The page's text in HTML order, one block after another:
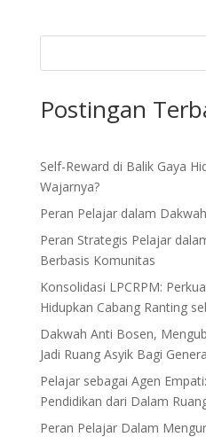
Postingan
Self-Reward di Balik Gaya
Wajarnya?
Peran Pelajar dalam
Peran Strategis Pelajar
Berbasis Komunitas
Konsolidasi LPCRPM:
Hidupkan Cabang Ranting
Dakwah Anti Bosen,
Jadi Ruang Asyik Bagi
Pelajar sebagai Agen
Pendidikan dari Dalam
Peran Pelajar Dalam